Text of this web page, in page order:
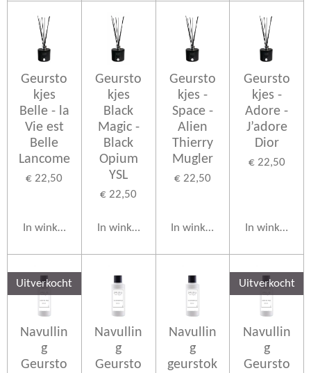
Geursto
kjes
Belle - la
Vie est
Belle
Lancome
€ 22,50
In winkelwagen
Geursto
kjes
Black
Magic -
Black
Opium
YSL
€ 22,50
In winkelwagen
Geursto
kjes -
Space -
Alien
Thierry
Mugler
€ 22,50
In winkelwagen
Geursto
kjes -
Adore -
J’adore
Dior
€ 22,50
In
Uitverkocht
Navullin
g
Geursto
Navullin
g
Geursto
Navullin
g
geurstok
Uitverkocht
Navullin
g
Geursto